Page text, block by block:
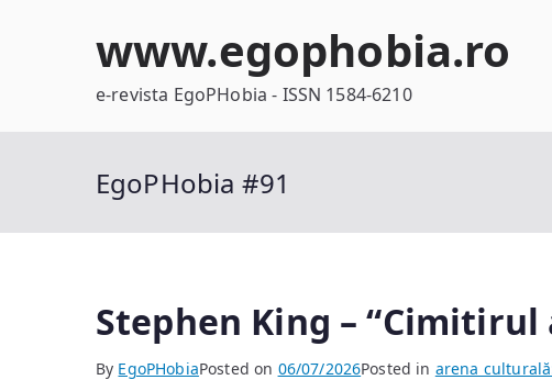
www.egophobia.ro
e-revista EgoPHobia - ISSN 1584-6210
EgoPHobia #91
Stephen King –
By EgoPHobiaPosted on 06/07/2026Posted in arena